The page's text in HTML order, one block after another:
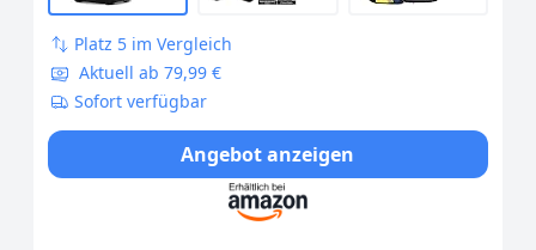
Platz 5 im Vergleich
Aktuell ab 79,99 €
Sofort verfügbar
Angebot anzeigen